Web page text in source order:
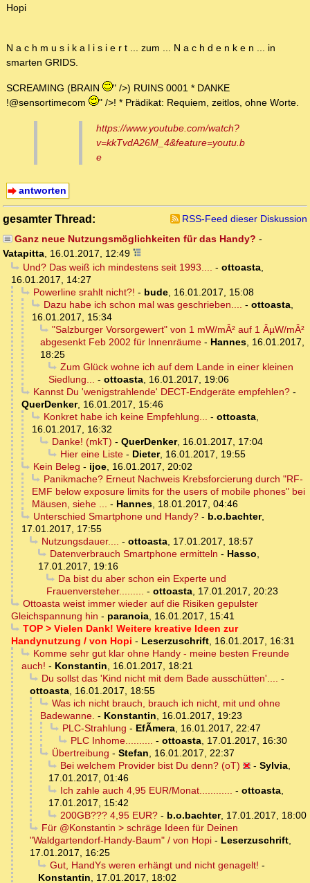
Hopi
N a c h m u s i k a l i s i e r t ... zum ... N a c h d e n k e n ... in
smarten GRIDS.
SCREAMING (BRAIN
" />) RUINS 0001 * DANKE
!@sensortimecom
" />! * Prädikat: Requiem, zeitlos, ohne Worte.
https://www.youtube.com/watch?
v=kkTvdA26M_4&feature=youtu.b
e
antworten
gesamter Thread:
RSS-Feed dieser Diskussion
Ganz neue Nutzungsmöglichkeiten für das Handy? -
Vatapitta, 16.01.2017, 12:49
Und? Das weiß ich mindestens seit 1993.... - ottoasta,
16.01.2017, 14:27
Powerline srahlt nicht?! - bude, 16.01.2017, 15:08
Dazu habe ich schon mal was geschrieben.... - ottoasta,
16.01.2017, 15:34
"Salzburger Vorsorgewert" von 1 mW/mÂ² auf 1 ÂµW/mÂ²
abgesenkt Feb 2002 für Innenräume - Hannes, 16.01.2017,
18:25
Zum Glück wohne ich auf dem Lande in einer kleinen
Siedlung... - ottoasta, 16.01.2017, 19:06
Kannst Du 'wenigstrahlende' DECT-Endgeräte empfehlen?-
QuerDenker, 16.01.2017, 15:46
Konkret habe ich keine Empfehlung... - ottoasta,
16.01.2017, 16:32
Danke! (mkT) - QuerDenker, 16.01.2017, 17:04
Hier eine Liste- Dieter, 16.01.2017, 19:55
Kein Beleg - ijoe, 16.01.2017, 20:02
Panikmache? Erneut Nachweis Krebsforcierung durch "RF-
EMF below exposure limits for the users of mobile phones" bei
Mäusen, siehe ... - Hannes, 18.01.2017, 04:46
Unterschied Smartphone und Handy?- b.o.bachter,
17.01.2017, 17:55
Nutzungsdauer.... - ottoasta, 17.01.2017, 18:57
Datenverbrauch Smartphone ermitteln - Hasso,
17.01.2017, 19:16
Da bist du aber schon ein Experte und
Frauenversteher......... - ottoasta, 17.01.2017, 20:23
Ottoasta weist immer wieder auf die Risiken gepulster
Gleichspannung hin - paranoia, 16.01.2017, 15:41
TOP > Vielen Dank! Weitere kreative Ideen zur
Handynutzung / von Hopi - Leserzuschrift, 16.01.2017, 16:31
Komme sehr gut klar ohne Handy - meine besten Freunde
auch! - Konstantin, 16.01.2017, 18:21
Du sollst das 'Kind nicht mit dem Bade ausschütten'.... -
ottoasta, 16.01.2017, 18:55
Was ich nicht brauch, brauch ich nicht, mit und ohne
Badewanne. - Konstantin, 16.01.2017, 19:23
PLC-Strahlung - EfÃ­mera, 16.01.2017, 22:47
PLC Inhome.......... - ottoasta, 17.01.2017, 16:30
Übertreibung - Stefan, 16.01.2017, 22:37
Bei welchem Provider bist Du denn? (oT)
- Sylvia,
17.01.2017, 01:46
Ich zahle auch 4,95 EUR/Monat............ - ottoasta,
17.01.2017, 15:42
200GB??? 4,95 EUR?- b.o.bachter, 17.01.2017, 18:00
Für @Konstantin > schräge Ideen für Deinen
"Waldgartendorf-Handy-Baum" / von Hopi - Leserzuschrift,
17.01.2017, 16:25
Gut, HandYs weren erhängt und nicht genagelt! -
Konstantin, 17.01.2017, 18:02